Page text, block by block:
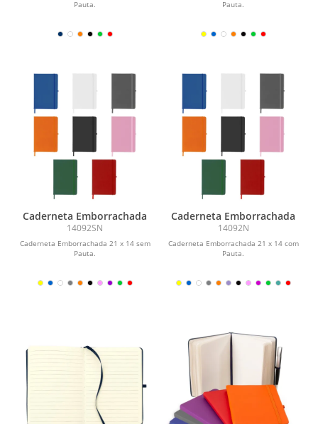
Pauta. Pauta.
Caderneta Emborrachada
14092SN
Caderneta Emborrachada 21 x 14 sem
Pauta.
Caderneta Emborrachada
14092N
Caderneta Emborrachada 21 x 14 com
Pauta.